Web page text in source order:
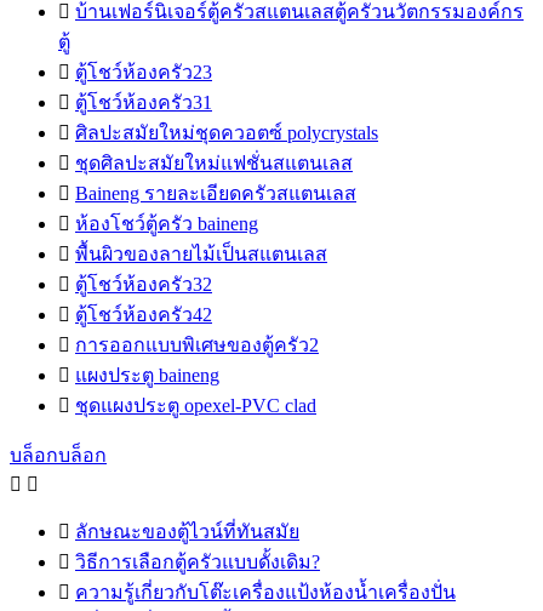
 บ้านเฟอร์นิเจอร์ตู้ครัวสแตนเลสตู้ครัวนวัตกรรมองค์กร
ตู้
 ตู้โชว์ห้องครัว23
 ตู้โชว์ห้องครัว31
 ศิลปะสมัยใหม่ชุดควอตซ์ polycrystals
 ชุดศิลปะสมัยใหม่แฟชั่นสแตนเลส
 Baineng รายละเอียดครัวสแตนเลส
 ห้องโชว์ตู้ครัว baineng
 พื้นผิวของลายไม้เป็นสแตนเลส
 ตู้โชว์ห้องครัว32
 ตู้โชว์ห้องครัว42
 การออกแบบพิเศษของตู้ครัว2
 แผงประตู baineng
 ชุดแผงประตู opexel-PVC clad
บล็อกบล็อก
 
 ลักษณะของตู้ไวน์ที่ทันสมัย
 วิธีการเลือกตู้ครัวแบบดั้งเดิม?
 ความรู้เกี่ยวกับโต๊ะเครื่องแป้งห้องน้ำเครื่องปั่น